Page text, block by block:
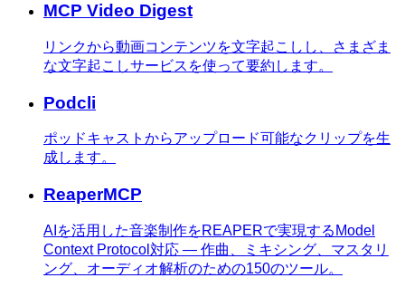
MCP Video Digest
リンクから動画コンテンツを文字起こしし、さまざま
な文字起こしサービスを使って要約します。
Podcli
ポッドキャストからアップロード可能なクリップを生
成します。
ReaperMCP
AIを活用した音楽制作をREAPERで実現するModel
Context Protocol対応 — 作曲、ミキシング、マスタリ
ング、オーディオ解析のための150のツール。